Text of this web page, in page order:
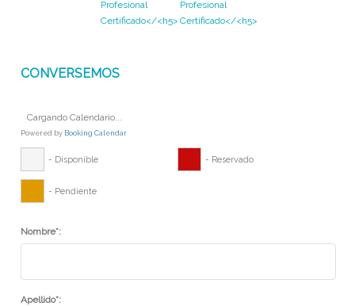
CONVERSEMOS
Cargando Calendario...
Powered by Booking Calendar
- Disponible - Reservado
- Pendiente
Nombre*:
Apellido*: